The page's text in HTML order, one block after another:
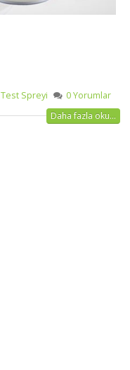
Test Spreyi
0 Yorumlar
Daha fazla oku...